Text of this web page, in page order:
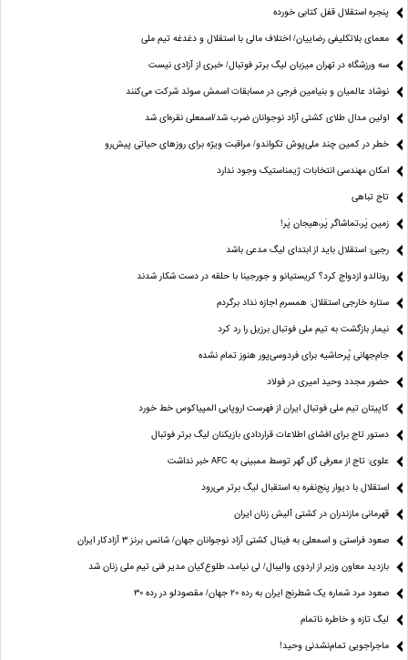
پنجره‌ استقلال قفل کتابی خورده
معمای بلاتکلیفی رضاییان/ اختلاف مالی با استقلال و دغدغه تیم ملی
سه ورزشگاه در تهران میزبان لیگ برتر فوتبال/ خبری از آزادی نیست
نوشاد عالمیان و بنیامین فرجی در مسابقات اسمش سوئد شرکت می‌کنند
اولین مدال طلای کشتی آزاد نوجوانان ضرب شد/اسمعلی نقره‌ای شد
خطر در کمین چند ملی‌پوش تکواندو/ مراقبت ویژه برای روزهای حیاتی پیش‌رو
امکان مهندسی انتخابات ژیمناستیک وجود ندارد
تاج تباهی
زمین پَر،تماشاگر پَر،هیجان پَر!
رجبی: استقلال باید از ابتدای لیگ مدعی باشد
رونالدو ازدواج کرد؟ کریستیانو و جورجینا با حلقه در دست شکار شدند
ستاره خارجی استقلال: همسرم اجازه نداد برگردم
نیمار بازگشت به تیم ملی فوتبال برزیل را رد کرد
جام‌جهانی پُرحاشیه برای فردوسی‌پور هنوز تمام نشده
حضور مجدد وحید امیری در فولاد
کاپیتان تیم ملی فوتبال ایران از فهرست اروپایی المپیاکوس خط خورد
دستور تاج برای افشای اطلاعات قراردادی بازیکنان لیگ برتر فوتبال
علوی: تاج از معرفی گل گهر توسط ممبینی به AFC خبر نداشت
استقلال با دیوار پنج‌نفره به استقبال لیگ برتر می‌رود
قهرمانی مازندران در کشتی آلیش زنان ایران
صعود فراستی و اسمعلی به فینال کشتی آزاد نوجوانان جهان/ شانس برنز ۳ آزادکار ایران
بازدید معاون وزیر از اردوی والیبال/ لی نیامد، طلوع‌کیان مدیر فنی تیم ملی زنان شد
صعود مرد شماره یک شطرنج ایران به رده ۲۰ جهان/ مقصودلو در رده ۳۰
لیگ تازه و خاطره ناتمام
ماجراجویی تمام‌نشدنی وحید!